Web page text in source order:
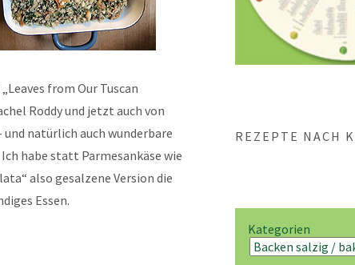
from Our Tuscan
Roddy und jetzt auch von
natürlich auch wunderbare
habe statt Parmesankäse wie
also gesalzene Version die
Essen.
REZEPTE NACH
Kategorien